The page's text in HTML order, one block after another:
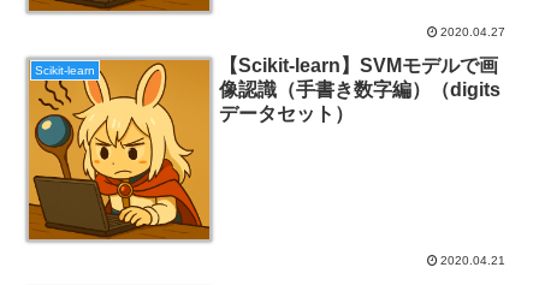
2020.04.27
Scikit-learn
【Scikit-learn】SVMモデルで画
像認識（手書き数字編）（digits
データセット）
2020.04.21